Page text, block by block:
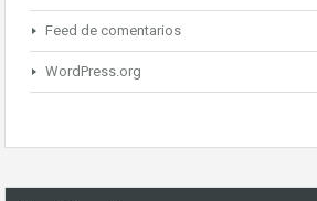
Feed de comentarios
WordPress.org